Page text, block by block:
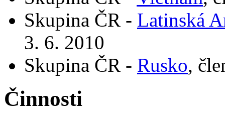
Skupina ČR - Latinská
3. 6. 2010
Skupina ČR - Rusko,
Činnosti